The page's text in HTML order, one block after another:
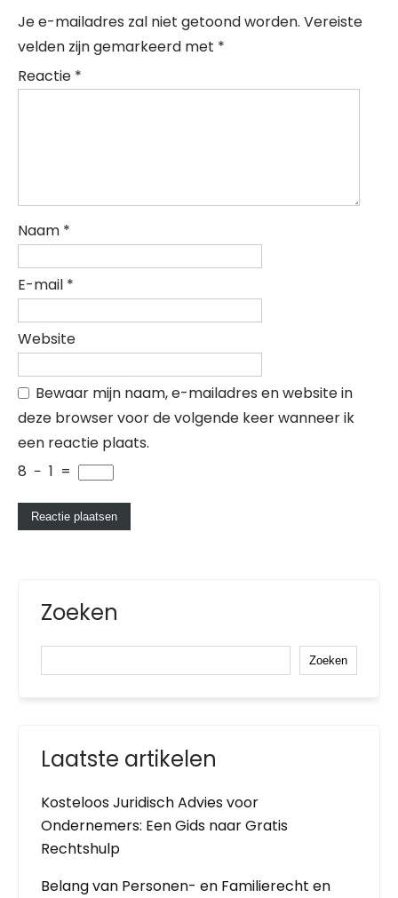
Je e-mailadres zal niet getoond worden. Vereiste
velden zijn gemarkeerd met *
Reactie *
Naam *
E-mail *
Website
Bewaar mijn naam, e-mailadres en website in
deze browser voor de volgende keer wanneer ik
een reactie plaats.
8 − 1 =
Zoeken
Zoeken
Laatste artikelen
Kosteloos Juridisch Advies voor
Ondernemers: Een Gids naar Gratis
Rechtshulp
Belang van Personen- en Familierecht en